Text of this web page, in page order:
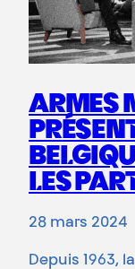
ARMES
LES
28 mars 2024
Depuis 1963,